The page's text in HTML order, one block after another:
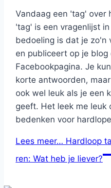
Vandaag een 'tag' over
'tag' is een vragenlijst
bedoeling is dat je zo'n
en publiceert op je blog
Facebookpagina. Je
korte antwoorden,
ook wel leuk als je een
geeft. Het leek me leuk
bedenken voor
Lees meer… Hardloop
ren: Wat heb je liever?